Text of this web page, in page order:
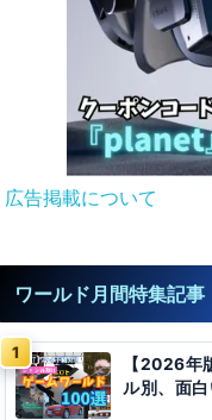
広告掲載について
ワールド月間特集記事
【2026年
ル別、面